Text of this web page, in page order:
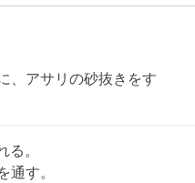
、アサリの砂抜きをす
。
す。